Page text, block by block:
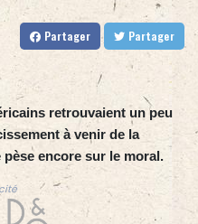
Partager Partager
retrouvaient un peu
à venir de la
encore sur le moral.